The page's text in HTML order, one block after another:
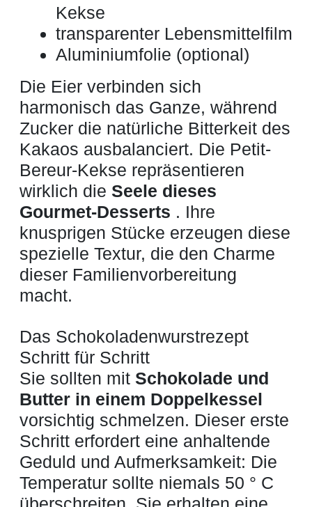
Kekse
transparenter Lebensmittelfilm
Aluminiumfolie (optional)
Die Eier verbinden sich
harmonisch das Ganze, während
Zucker die natürliche Bitterkeit des
Kakaos ausbalanciert. Die Petit-
Bereur-Kekse repräsentieren
wirklich die Seele dieses
Gourmet-Desserts . Ihre
knusprigen Stücke erzeugen diese
spezielle Textur, die den Charme
dieser Familienvorbereitung
macht.
Das Schokoladenwurstrezept
Schritt für Schritt
Sie sollten mit Schokolade und
Butter in einem Doppelkessel
vorsichtig schmelzen. Dieser erste
Schritt erfordert eine anhaltende
Geduld und Aufmerksamkeit: Die
Temperatur sollte niemals 50 ° C